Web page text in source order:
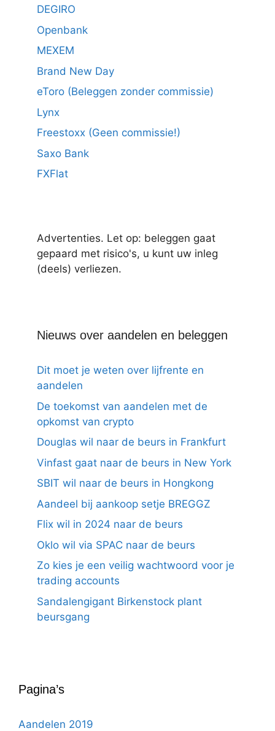
DEGIRO
Openbank
MEXEM
Brand New Day
eToro (Beleggen zonder commissie)
Lynx
Freestoxx (Geen commissie!)
Saxo Bank
FXFlat
Advertenties. Let op: beleggen gaat
gepaard met risico's, u kunt uw inleg
(deels) verliezen.
Nieuws over aandelen en beleggen
Dit moet je weten over lijfrente en
aandelen
De toekomst van aandelen met de
opkomst van crypto
Douglas wil naar de beurs in Frankfurt
Vinfast gaat naar de beurs in New York
SBIT wil naar de beurs in Hongkong
Aandeel bij aankoop setje BREGGZ
Flix wil in 2024 naar de beurs
Oklo wil via SPAC naar de beurs
Zo kies je een veilig wachtwoord voor je
trading accounts
Sandalengigant Birkenstock plant
beursgang
Pagina’s
Aandelen 2019